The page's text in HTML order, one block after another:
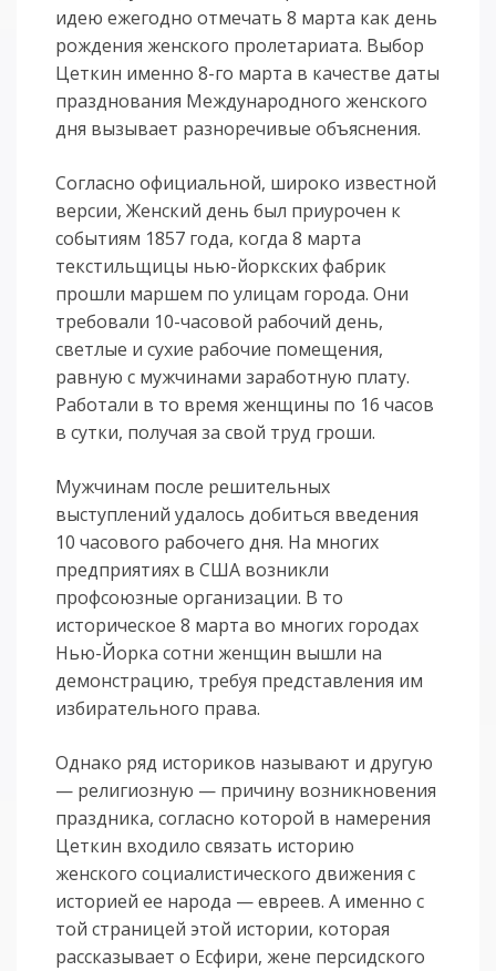
идею ежегодно отмечать 8 марта как день
рождения женского пролетариата. Выбор
Цеткин именно 8-го марта в качестве даты
празднования Международного женского
дня вызывает разноречивые объяснения.
Согласно официальной, широко известной
версии, Женский день был приурочен к
событиям 1857 года, когда 8 марта
текстильщицы нью-йоркских фабрик
прошли маршем по улицам города. Они
требовали 10-часовой рабочий день,
светлые и сухие рабочие помещения,
равную с мужчинами заработную плату.
Работали в то время женщины по 16 часов
в сутки, получая за свой труд гроши.
Мужчинам после решительных
выступлений удалось добиться введения
10 часового рабочего дня. На многих
предприятиях в США возникли
профсоюзные организации. В то
историческое 8 марта во многих городах
Нью-Йорка сотни женщин вышли на
демонстрацию, требуя представления им
избирательного права.
Однако ряд историков называют и другую
— религиозную — причину возникновения
праздника, согласно которой в намерения
Цеткин входило связать историю
женского социалистического движения с
историей ее народа — евреев. А именно с
той страницей этой истории, которая
рассказывает о Есфири, жене персидского